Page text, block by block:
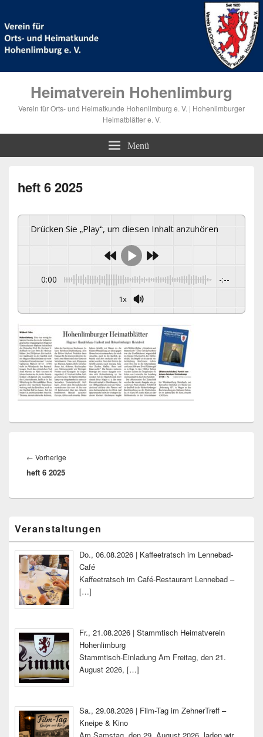
Heimatverein Hohenlimburg
Verein für Orts- und Heimatkunde Hohenlimburg e. V. | Hohenlimburger
Heimatblätter e. V.
Menü
heft 6 2025
Drücken Sie „Play“, um diesen Inhalt anzuhören
0:00 -:--
1x
← Vorherige
heft 6 2025
Seitenleisten-
Widgetbereich
Veranstaltungen
Do., 06.08.2026 | Kaffeetratsch im Lennebad-
Café
Kaffeetratsch im Café-Restaurant Lennebad –
[…]
Fr., 21.08.2026 | Stammtisch Heimatverein
Hohenlimburg
Stammtisch-Einladung Am Freitag, den 21.
August 2026, […]
Sa., 29.08.2026 | Film-Tag im ZehnerTreff –
Kneipe & Kino